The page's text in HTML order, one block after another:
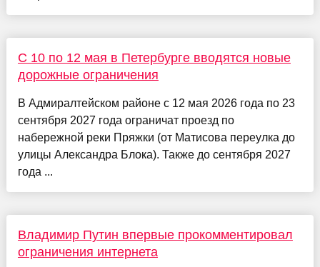
С 10 по 12 мая в Петербурге вводятся новые
дорожные ограничения
В Адмиралтейском районе с 12 мая 2026 года по 23
сентября 2027 года ограничат проезд по
набережной реки Пряжки (от Матисова переулка до
улицы Александра Блока). Также до сентября 2027
года ...
Владимир Путин впервые прокомментировал
ограничения интернета